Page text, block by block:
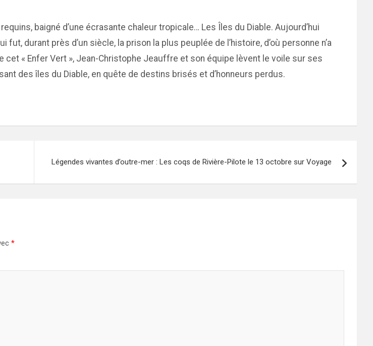
baigné d’une écrasante chaleur tropicale… Les Îles du Diable. Aujourd’hui
durant près d’un siècle, la prison la plus peuplée de l’histoire, d’où personne n’a
« Enfer Vert », Jean-Christophe Jeauffre et son équipe lèvent le voile sur ses
des îles du Diable, en quête de destins brisés et d’honneurs perdus.
Légendes vivantes d’outre-mer : Les coqs de Rivière-Pilote le 13 octobre sur Voyage
*